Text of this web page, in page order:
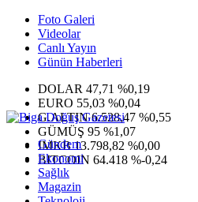
Foto Galeri
Videolar
Canlı Yayın
Günün Haberleri
DOLAR 47,71 %0,19
EURO 55,03 %0,04
G.ALTIN6.528,47 %0,55
GÜMÜŞ 95 %1,07
IMKB13.798,82 %0,00
BITCOIN 64.418 %-0,24
Gündem
Ekonomi
Sağlık
Magazin